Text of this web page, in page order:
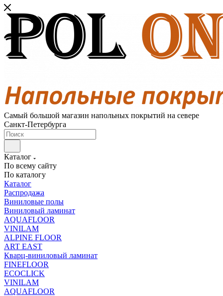
Самый большой магазин напольных покрытий на севере
Санкт-Петербурга
Каталог
По всему сайту
По каталогу
Каталог
Распродажа
Виниловые полы
Виниловый ламинат
AQUAFLOOR
VINILAM
ALPINE FLOOR
ART EAST
Кварц-виниловый ламинат
FINEFLOOR
ECOCLICK
VINILAM
AQUAFLOOR